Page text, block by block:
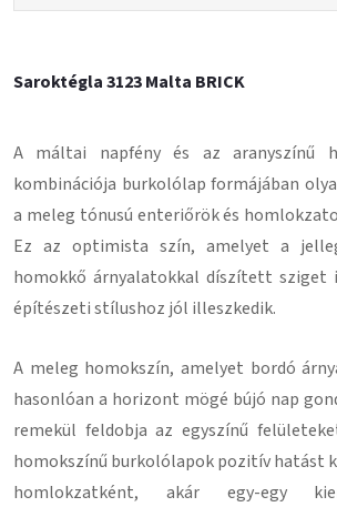
Saroktégla 3123 Malta BRICK
A máltai napfény és az aranyszínű
kombinációja burkolólap formájában
a meleg tónusú enteriőrök és
Ez az optimista szín, amelyet a
homokkő árnyalatokkal díszített
építészeti stílushoz jól illeszkedik.
A meleg homokszín, amelyet bordó
hasonlóan a horizont mögé bújó nap
remekül feldobja az egyszínű
homokszínű burkolólapok pozitív hatást
homlokzatként, akár egy-egy